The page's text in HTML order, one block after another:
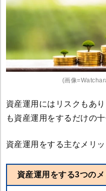
(画像
資産運用にはリスクもあ
も資産運用をするだけの
資産運用をする主なメリ
資産運用をする3つのメ